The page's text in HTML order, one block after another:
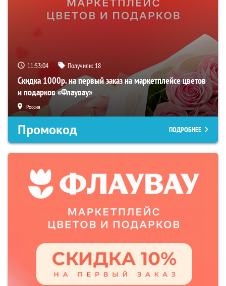
11:53:03 Получили: 18
Скидка 1000р. на первый заказ на маркетплейсе цветов
и подарков «Флаувау»
Россия
Промокод ПОДРОБНЕЕ